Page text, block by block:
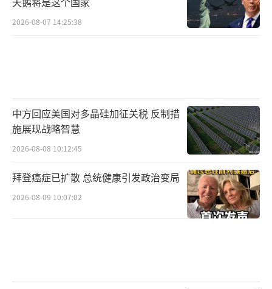
2026-08-07 14:25:38
中方回应美国对多晶硅加征关税 反制措
施展现战略智慧
2026-08-08 10:12:45
拜登癌症已扩散 总统健康引发政治变局
2026-08-09 10:07:02